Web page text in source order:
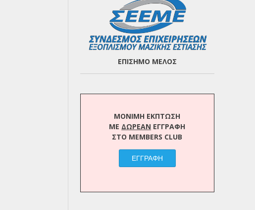
ΕΠΙΣΗΜΟ ΜΕΛΟΣ
ΜΟΝΙΜΗ ΕΚΠΤΩΣΗ
ΜΕ ΔΩΡΕΑΝ ΕΓΓΡΑΦΗ
ΣΤΟ MEMBERS CLUB
ΕΓΓΡΑΦΗ